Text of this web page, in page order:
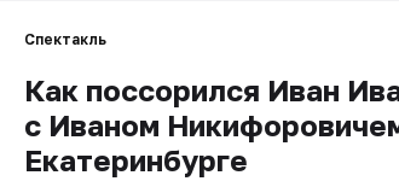
Спектакль
Как поссорился Иван
с Иваном
Екатеринбурге